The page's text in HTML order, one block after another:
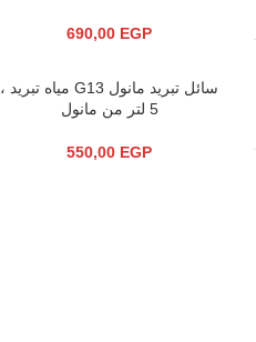
690,00 EGP
إضافة إلى السلة
سائل تبريد مانول G13 مياه تبريد ،
5 لتر من مانول
550,00 EGP